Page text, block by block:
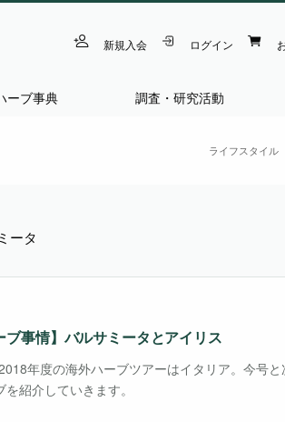
新規入会 ログイン
ーブ事典 調査・研究活動
ライフスタイル
ータ
ブ事情】バルサミータとアイリス
年度の海外ハーブツアーはイタリア。今号
紹介していきます。